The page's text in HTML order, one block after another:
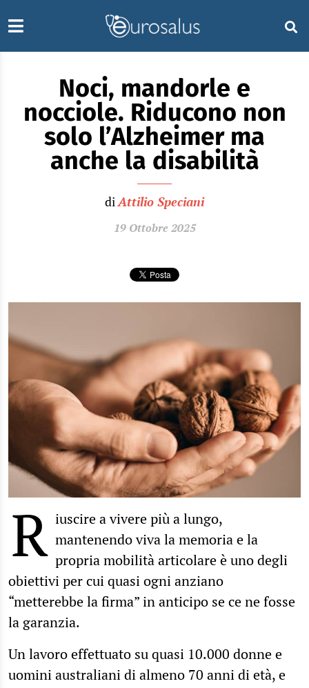
Noci, mandorle e
nocciole. Riducono non
solo l’Alzheimer ma
anche la disabilità
diAttilio Speciani
19 Ottobre 2025
R iuscire a vivere più a lungo,
mantenendo viva la memoria e la
propria mobilità articolare è uno degli
obiettivi per cui quasi ogni anziano
“metterebbe la firma” in anticipo se ce ne fosse
la garanzia.
Un lavoro effettuato su quasi 10.000 donne e
uomini australiani di almeno 70 anni di età, e